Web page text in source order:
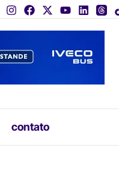
contato